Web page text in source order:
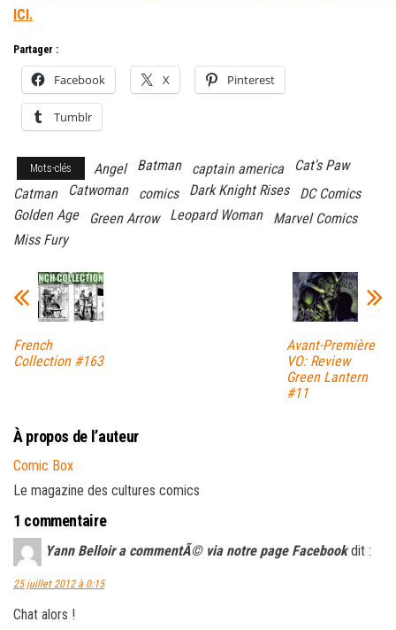
ICI.
Partager :
Facebook X Pinterest
Tumblr
Mots-clés Angel Batman captain america
Cat's Paw
Catman
Catwoman comics Dark Knight Rises
DC Comics
Golden Age
Green Arrow Leopard Woman
Marvel Comics
Miss Fury
French
Collection #163
Avant-Première
VO: Review
Green Lantern
#11
À propos de l’auteur
Comic Box
Le magazine des cultures comics
1 commentaire
Yann Belloir a commentÃ© via notre page Facebook dit :
25 juillet 2012 à 0:15
Chat alors !